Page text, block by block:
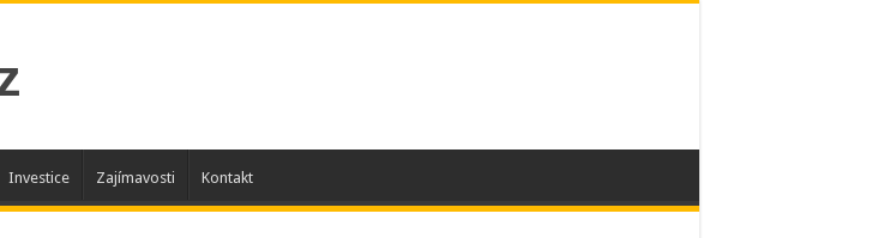
Investice Zajímavosti Kontakt